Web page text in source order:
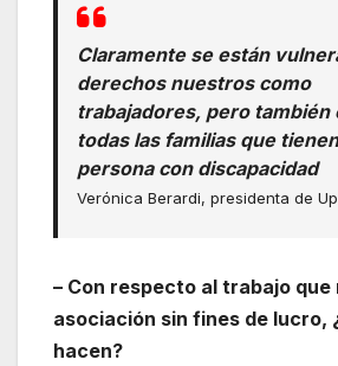
Claramente se están
derechos nuestros como
trabajadores, pero también
todas las familias que
persona con discapacidad
Verónica Berardi, presidenta de
– Con respecto al trabajo que
asociación sin fines de lucro,
hacen?